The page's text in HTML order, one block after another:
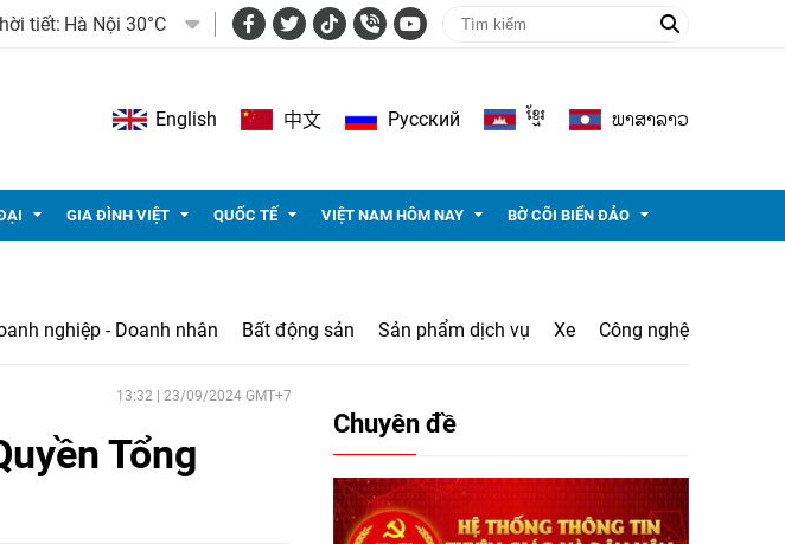
tiết: Hà Nội 30°C
English 中文 Pусский ខ្មែរ ພາ​ສາ​ລາວ
GIA ĐÌNH VIỆT QUỐC TẾ VIỆT NAM HÔM NAY BỜ CÕI BIỂN ĐẢO
nghiệp - Doanh nhân Bất động sản Sản phẩm dịch vụ Xe Công nghệ
13:32 | 23/09/2024 GMT+7
Tổng
Chuyên đề